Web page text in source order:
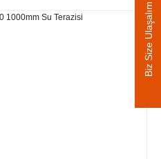
Biz Size Ulaşalım